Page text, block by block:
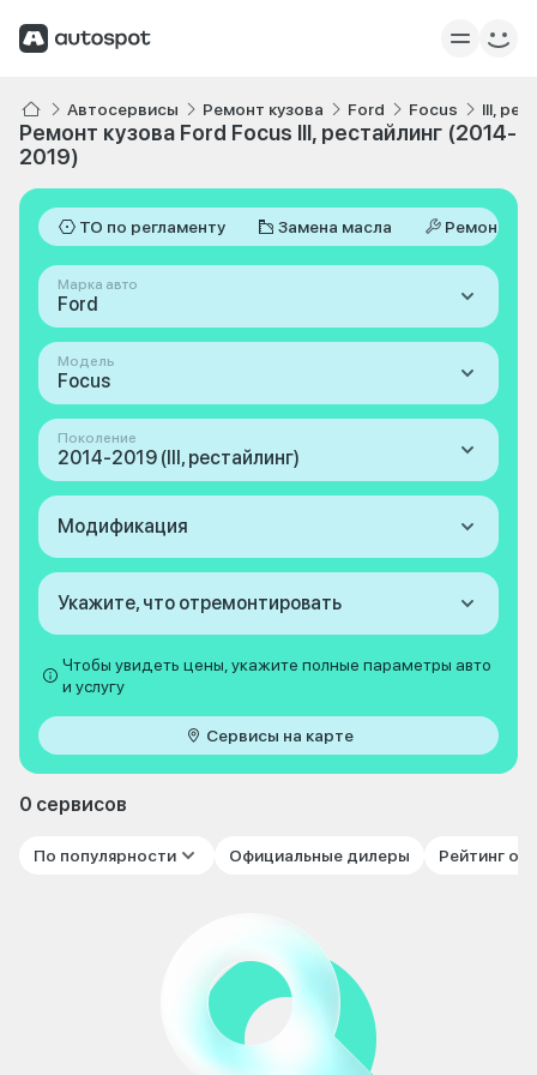
Автосервисы Ремонт кузова Ford Focus III,
Ремонт кузова Ford Focus III, рестайлинг (2014-
2019)
ТО по регламенту Замена масла Ремонт
Марка авто
Ford
Модель
Focus
Поколение
2014-2019 (III, рестайлинг)
Модификация
Укажите, что отремонтировать
Чтобы увидеть цены, укажите полные параметры авто
и услугу
Сервисы на карте
0 сервисов
По популярности Официальные дилеры Рейтинг